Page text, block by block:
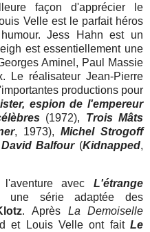
façon d'apprécier le
Velle est le parfait héros
Jess Hahn est un
est essentiellement une
Aminel, Paul Massie
Le réalisateur Jean-Pierre
productions pour
espion de l'empereur
(1972), Trois Mâts
, 1973), Michel Strogoff
Balfour(Kidnapped,
avec L'étrange
une série adaptée des
. Après La Demoiselle
et Louis Velle ont fait Le